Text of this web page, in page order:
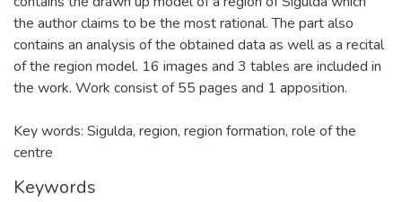
the author claims to be the most rational. The part also
contains an analysis of the obtained data as well as a recital
of the region model. 16 images and 3 tables are included in
the work. Work consist of 55 pages and 1 apposition.
Key words: Sigulda, region, region formation, role of the
centre
Keywords